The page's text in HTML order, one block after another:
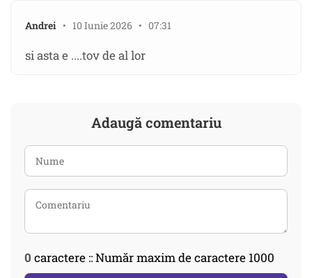
Andrei • 10 Iunie 2026 • 07:31
si asta e ....tov de al lor
Adaugă comentariu
0 caractere :: Număr maxim de caractere 1000